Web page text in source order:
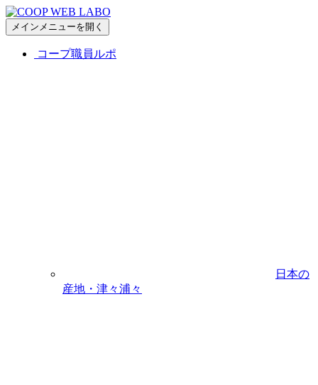
メインメニューを開く
コープ職員ルポ
日本の
産地・津々浦々